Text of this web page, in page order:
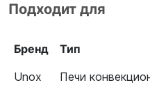
Подходит для
Бренд Тип
Unox
Печи